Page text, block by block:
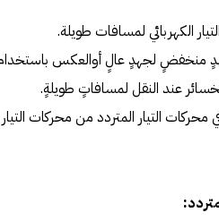
الكهربائي لمسافات طويلة.
منخفضٍ لجهدٍ عالٍ أوالعكس
عند النقل لمسافاتٍ طويلةٍ.
محركات التيار المتردد من محركات التيار